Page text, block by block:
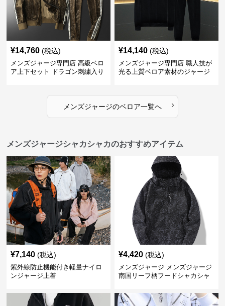
¥14,760 (税込)
メンズジャージ専門店 高級ベロ
ア上下セット ドラゴン刺繍入り
¥14,140 (税込)
メンズジャージ専門店 職人技が
光る上質ベロア素材のジャージ
メンズジャージのベロア一覧へ ›
メンズジャージシャカシャカのおすすめアイテム
¥7,140 (税込)
紫外線防止機能付き軽量ナイロ
ンジャージ上着
¥4,420 (税込)
メンズジャージ メンズジャージ
南国リーフ柄フードシャカシャ